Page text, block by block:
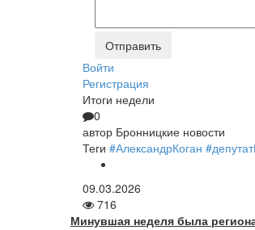
Войти
Регистрация
Итоги недели
0
автор Бронницкие новости
Теги #АлександрКоган
09.03.2026
716
Минувшая неделя была